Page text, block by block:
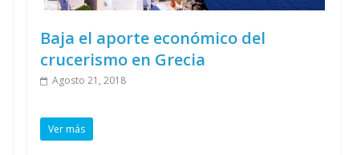
Baja el aporte económico del
crucerismo en Grecia
Agosto 21, 2018
Ver más